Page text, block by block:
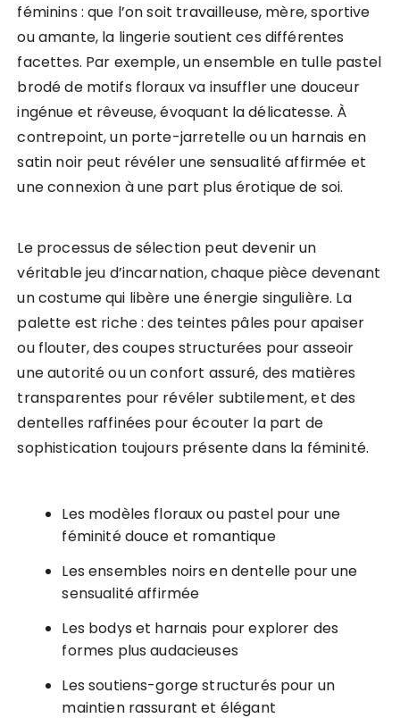
féminins : que l’on soit travailleuse, mère, sportive
ou amante, la lingerie soutient ces différentes
facettes. Par exemple, un ensemble en tulle pastel
brodé de motifs floraux va insuffler une douceur
ingénue et rêveuse, évoquant la délicatesse. À
contrepoint, un porte-jarretelle ou un harnais en
satin noir peut révéler une sensualité affirmée et
une connexion à une part plus érotique de soi.
Le processus de sélection peut devenir un
véritable jeu d’incarnation, chaque pièce devenant
un costume qui libère une énergie singulière. La
palette est riche : des teintes pâles pour apaiser
ou flouter, des coupes structurées pour asseoir
une autorité ou un confort assuré, des matières
transparentes pour révéler subtilement, et des
dentelles raffinées pour écouter la part de
sophistication toujours présente dans la féminité.
Les modèles floraux ou pastel pour une
féminité douce et romantique
Les ensembles noirs en dentelle pour une
sensualité affirmée
Les bodys et harnais pour explorer des
formes plus audacieuses
Les soutiens-gorge structurés pour un
maintien rassurant et élégant